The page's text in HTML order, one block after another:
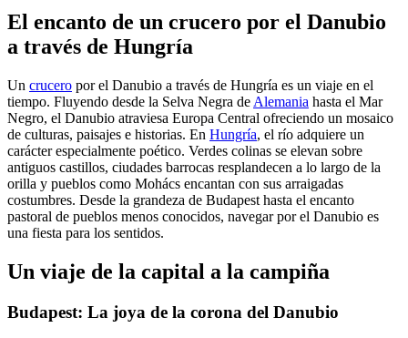
El encanto de un crucero por el Danubio
a través de Hungría
Un crucero por el Danubio a través de Hungría es un viaje en el
tiempo. Fluyendo desde la Selva Negra de Alemania hasta el Mar
Negro, el Danubio atraviesa Europa Central ofreciendo un mosaico
de culturas, paisajes e historias. En Hungría, el río adquiere un
carácter especialmente poético. Verdes colinas se elevan sobre
antiguos castillos, ciudades barrocas resplandecen a lo largo de la
orilla y pueblos como Mohács encantan con sus arraigadas
costumbres. Desde la grandeza de Budapest hasta el encanto
pastoral de pueblos menos conocidos, navegar por el Danubio es
una fiesta para los sentidos.
Un viaje de la capital a la campiña
Budapest: La joya de la corona del Danubio